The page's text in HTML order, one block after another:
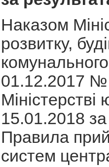
Наказом
розвитку,
01.12.2017 №
Міністерстві
15.01.2018
Правила
систем